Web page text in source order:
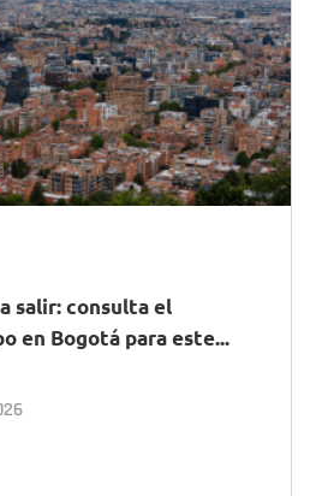
salir: consulta el
en Bogotá para este...